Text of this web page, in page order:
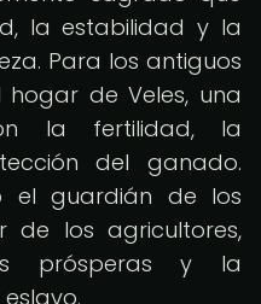
la estabilidad y la
Para los antiguos
de Veles, una
la fertilidad, la
del ganado.
el guardián de los
de los agricultores,
prósperas y la